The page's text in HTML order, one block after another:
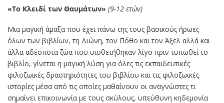
«Το Κλειδί των Θαυμάτων» (9-12 ετών)
Μια μαγική άμαξα που έχει πάνω της τους βασικούς ήρωες
όλων των βιβλίων, τη Διώνη, τον Πόθο και τον Άξελ αλλά και
άλλα αδέσποτα ζώα που υιοθετήθηκαν λίγο πριν τυπωθεί το
βιβλίο, γίνεται η μαγική λύση για όλες τις εκπαιδευτικές
φιλοζωικές δραστηριότητες του βιβλίου και τις φιλοζωικές
ιστορίες μέσα από τις οποίες μαθαίνουν οι αναγνώστες τι
σημαίνει επικοινωνία με τους σκύλους, υπεύθυνη κηδεμονία